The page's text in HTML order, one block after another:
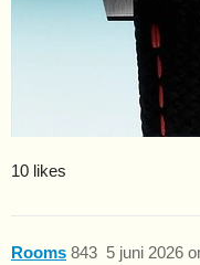
10 likes
Rooms 5 juni 2026
843